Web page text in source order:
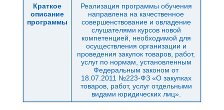
Краткое
описание
программы
Реализация программы обучения
направлена на качественное
совершенствование и овладение
слушателями курсов новой
компетенцией, необходимой для
осуществления организации и
проведения закупок товаров, работ,
услуг по нормам, установленным
Федеральным законом от
18.07.2011 №223-ФЗ «О закупках
товаров, работ, услуг отдельными
видами юридических лиц».